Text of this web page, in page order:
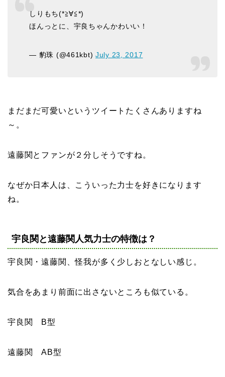
しりもち(*≧∀≦*)
ほんっとに、宇良ちゃんかわいい！
— 豹珠 (@461kbt) July 23, 2017
まだまだ可愛いというツイートたくさんありますね
～。
遠藤関とファンが２分しそうですね。
なぜか日本人は、こういった力士を好きになります
ね。
宇良関と遠藤関人気力士の特徴は？
宇良関・遠藤関、怪我が多く少しおとなしい感じ。
気合をあまり前面に出さないところも似ている。
宇良関 B型
遠藤関 AB型